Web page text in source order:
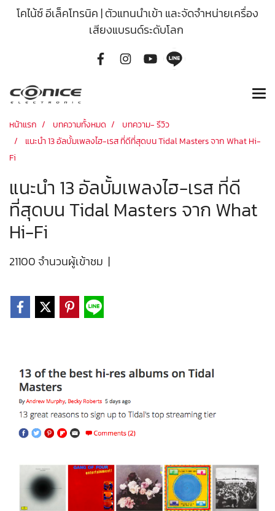
โคไน้ซ์ อีเล็คโทรนิค | ตัวแทนนำเข้า และจัดจำหน่ายเครื่อง
เสียงแบรนด์ระดับโลก
หน้าแรก บทความทั้งหมด
บทความ- รีวิว
แนะนำ 13 อัลบั้มเพลงไฮ-เรส ที่ดีที่สุดบน Tidal Masters จาก What Hi-
Fi
แนะนำ 13 อัลบั้มเพลงไฮ-เรส ที่ดี
ที่สุดบน Tidal Masters จาก What
Hi-Fi
21100 จำนวนผู้เข้าชม |